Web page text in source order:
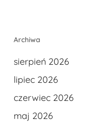
Archiwa
sierpień 2026
lipiec 2026
czerwiec 2026
maj 2026